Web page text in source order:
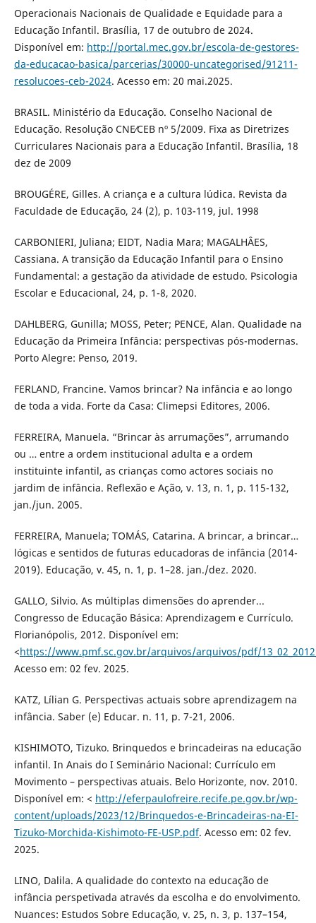
Operacionais Nacionais de Qualidade e Equidade para a
Educação Infantil. Brasília, 17 de outubro de 2024.
Disponível em: http://portal.mec.gov.br/escola-de-gestores-
da-educacao-basica/parcerias/30000-uncategorised/91211-
resolucoes-ceb-2024. Acesso em: 20 mai.2025.
BRASIL. Ministério da Educação. Conselho Nacional de
Educação. Resolução CNE∕CEB nº 5/2009. Fixa as Diretrizes
Curriculares Nacionais para a Educação Infantil. Brasília, 18
dez de 2009
BROUGÉRE, Gilles. A criança e a cultura lúdica. Revista da
Faculdade de Educação, 24 (2), p. 103-119, jul. 1998
CARBONIERI, Juliana; EIDT, Nadia Mara; MAGALHÂES,
Cassiana. A transição da Educação Infantil para o Ensino
Fundamental: a gestação da atividade de estudo. Psicologia
Escolar e Educacional, 24, p. 1-8, 2020.
DAHLBERG, Gunilla; MOSS, Peter; PENCE, Alan. Qualidade na
Educação da Primeira Infância: perspectivas pós-modernas.
Porto Alegre: Penso, 2019.
FERLAND, Francine. Vamos brincar? Na infância e ao longo
de toda a vida. Forte da Casa: Climepsi Editores, 2006.
FERREIRA, Manuela. “Brincar às arrumações”, arrumando
ou … entre a ordem institucional adulta e a ordem
instituinte infantil, as crianças como actores sociais no
jardim de infância. Reflexão e Ação, v. 13, n. 1, p. 115-132,
jan./jun. 2005.
FERREIRA, Manuela; TOMÁS, Catarina. A brincar, a brincar…
lógicas e sentidos de futuras educadoras de infância (2014-
2019). Educação, v. 45, n. 1, p. 1–28. jan./dez. 2020.
GALLO, Silvio. As múltiplas dimensões do aprender...
Congresso de Educação Básica: Aprendizagem e Currículo.
Florianópolis, 2012. Disponível em:
<https://www.pmf.sc.gov.br/arquivos/arquivos/pdf/
Acesso em: 02 fev. 2025.
KATZ, Lílian G. Perspectivas actuais sobre aprendizagem na
infância. Saber (e) Educar. n. 11, p. 7-21, 2006.
KISHIMOTO, Tizuko. Brinquedos e brincadeiras na educação
infantil. In Anais do I Seminário Nacional: Currículo em
Movimento – perspectivas atuais. Belo Horizonte, nov. 2010.
Disponível em: < http://eferpaulofreire.recife.pe.gov.br/wp-
content/uploads/2023/12/Brinquedos-e-Brincadeiras-na-EI-
Tizuko-Morchida-Kishimoto-FE-USP.pdf. Acesso em: 02 fev.
2025.
LINO, Dalila. A qualidade do contexto na educação de
infância perspetivada através da escolha e do envolvimento.
Nuances: Estudos Sobre Educação, v. 25, n. 3, p. 137–154,